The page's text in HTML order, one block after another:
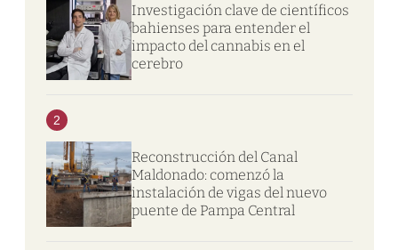
Investigación clave de científicos
bahienses para entender el
impacto del cannabis en el
cerebro
2
Reconstrucción del Canal
Maldonado: comenzó la
instalación de vigas del nuevo
puente de Pampa Central